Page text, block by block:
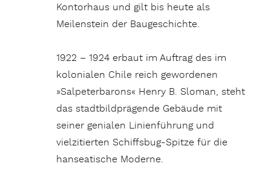
Kontorhaus und gilt bis heute als
Meilenstein der Baugeschichte.
1922 – 1924 erbaut im Auftrag des im
kolonialen Chile reich gewordenen
»Salpeterbarons« Henry B. Sloman, steht
das stadtbildprägende Gebäude mit
seiner genialen Linienführung und
vielzitierten Schiffsbug-Spitze für die
hanseatische Moderne.